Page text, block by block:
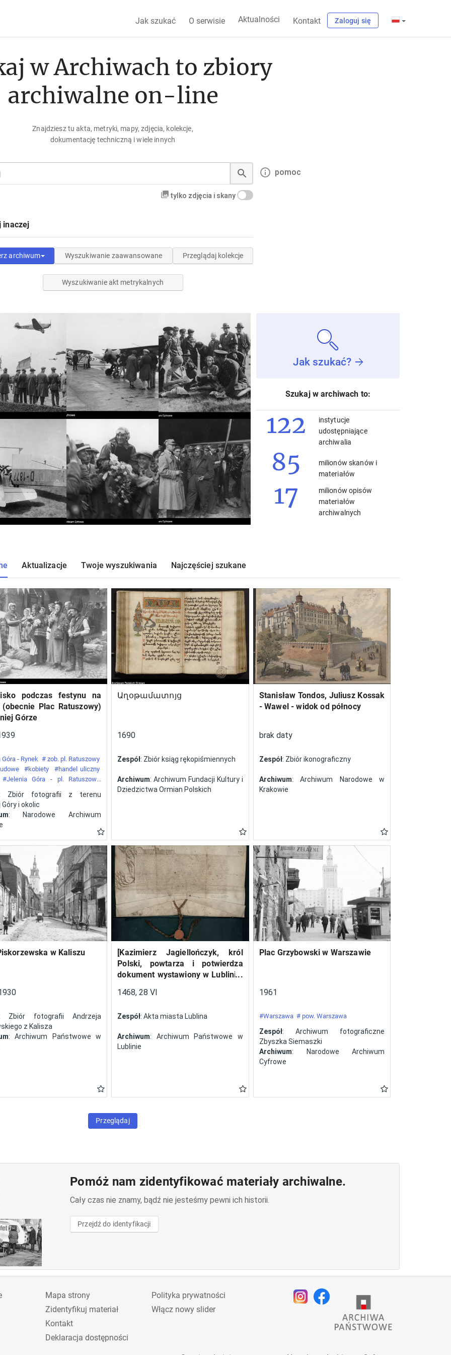
Jak szukać O serwisie Aktualności Kontakt Zaloguj się
w Archiwach to zbiory
archiwalne on-line
Znajdziesz tu akta, metryki, mapy, zdjęcia, kolekcje,
dokumentację techniczną i wiele innych
tylko zdjęcia i skany
pomoc
inaczej
archiwum Wyszukiwanie zaawansowane Przeglądaj kolekcje
Wyszukiwanie akt metrykalnych
Jak szukać?
Szukaj w archiwach to:
122
instytucje
udostępniające
archiwalia
85
milionów skanów i
materiałów
17
milionów opisów
materiałów
archiwalnych
Aktualizacje Twoje wyszukiwania Najczęściej szukane
podczas festynu na
(obecnie Plac Ratuszowy)
Górze
- Rynek # zob. pl. Ratuszowy
#kobiety
#handel uliczny
#Jelenia Góra - pl. Ratuszowy
Zbiór fotografii z terenu
i okolic
: Narodowe Archiwum
Աղօթամատոյց
1690
Zespół: Zbiór ksiąg rękopiśmiennych
Archiwum: Archiwum Fundacji Kultury i
Dziedzictwa Ormian Polskich
Stanisław Tondos, Juliusz Kossak
- Wawel - widok od północy
brak daty
Zespół: Zbiór ikonograficzny
Archiwum: Archiwum Narodowe w
Krakowie
w Kaliszu
Zbiór fotografii Andrzeja
z Kalisza
: Archiwum Państwowe w
[Kazimierz Jagiellończyk, król
Polski, powtarza i potwierdza
dokument wystawiony w Lublinie,
Szczekocin, starostę
1468, 28 VI
Zespół: Akta miasta Lublina
Archiwum: Archiwum Państwowe w
Lublinie
Plac Grzybowski w Warszawie
1961
#Warszawa # pow. Warszawa
Zespół: Archiwum fotograficzne
Zbyszka Siemaszki
Archiwum: Narodowe Archiwum
Cyfrowe
Przeglądaj
Pomóż nam zidentyfikować materiały archiwalne.
Cały czas nie znamy, bądź nie jesteśmy pewni ich historii.
Przejdź do identyfikacji
Mapa strony
Zidentyfikuj materiał
Kontakt
Deklaracja dostępności
Polityka prywatności
Włącz nowy slider